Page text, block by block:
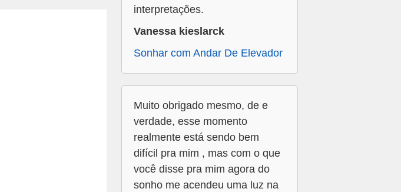
interpretações.
Vanessa kieslarck
Sonhar com Andar De Elevador
Muito obrigado mesmo, de e
verdade, esse momento
realmente está sendo bem
difícil pra mim , mas com o que
você disse pra mim agora do
sonho me acendeu uma luz na